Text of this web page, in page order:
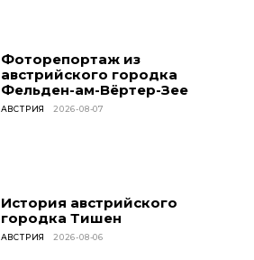
Фоторепортаж из
австрийского городка
Фельден-ам-Вёртер-Зее
АВСТРИЯ 2026-08-07
История австрийского
городка Тишен
АВСТРИЯ 2026-08-06